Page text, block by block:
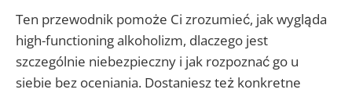
Ten przewodnik pomoże Ci zrozumieć, jak wygląda
high-functioning alkoholizm, dlaczego jest
szczególnie niebezpieczny i jak rozpoznać go u
siebie bez oceniania. Dostaniesz też konkretne